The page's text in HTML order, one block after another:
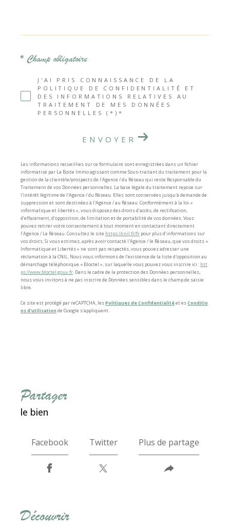
J'AI PRIS CONNAISSANCE DE LA
POLITIQUE DE CONFIDENTIALITÉ ET
DES INFORMATIONS RELATIVES AU
TRAITEMENT DE MES DONNÉES
PERSONNELLES (*)*
* Champ obligatoire
ENVOYER
Les informations recueillies sur ce formulaire sont enregistrées dans un fichier
informatisé par La Boite Immo agissant comme Sous-traitant du traitement pour la
gestion de la clientèle/prospects de l'Agence / du Réseau qui reste Responsable du
Traitement de vos Données personnelles. La base légale du traitement repose sur
l'intérêt légitime de l'Agence / du Réseau. Elles sont conservées jusqu'à demande de
suppression et sont destinées à l'Agence / au Réseau. Conformément à la loi «
informatique et libertés », vous disposez des droits d’accès, de rectification,
d’effacement, d’opposition, de limitation et de portabilité de vos données. Vous
pouvez retirer votre consentement à tout moment en contactant directement
l’Agence / Le Réseau. Consultez le site https://cnil.fr/fr pour plus d’informations sur
vos droits. Si vous estimez, après avoir contacté l'Agence / le Réseau, que vos droits «
Informatique et Libertés » ne sont pas respectés, vous pouvez adresser une
réclamation à la CNIL. Nous vous informons de l’existence de la liste d'opposition au
démarchage téléphonique « Bloctel », sur laquelle vous pouvez vous inscrire ici : htt
ps://www.bloctel.gouv.fr . Dans le cadre de la protection des Données personnelles,
nous vous invitons à ne pas inscrire de Données sensibles dans le champ de saisie
libre.
Ce site est protégé par reCAPTCHA, lesPolitiques de Confidentialitéet esConditio
ns d'utilisation de Google s'appliquent.
partager
le bien
Facebook Twitter Plus de partage
découvrir